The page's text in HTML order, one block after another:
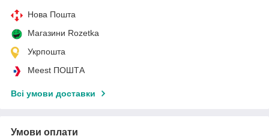
Нова Пошта
Магазини Rozetka
Укрпошта
Meest ПОШТА
Всі умови доставки
Умови оплати